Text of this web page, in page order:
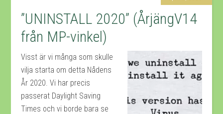
”UNINSTALL 2020” (ÅrjängV14
från MP-vinkel)
Visst är vi många som skulle
vilja starta om detta Nådens
År 2020. Vi har precis
passerat Daylight Saving
Times och vi borde bara se